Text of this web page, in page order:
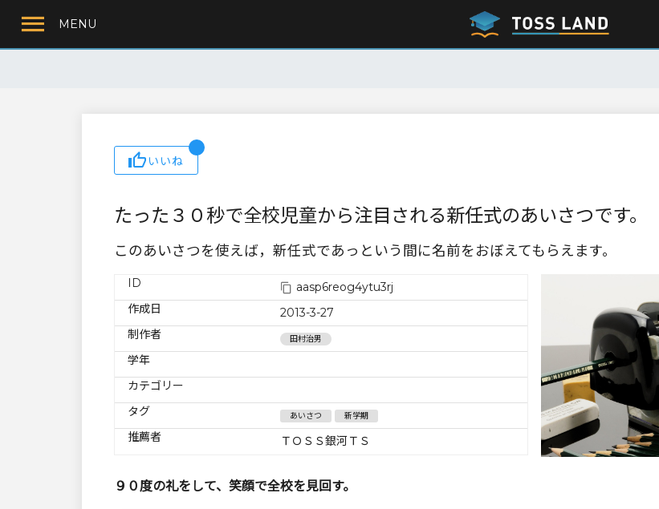
MENU
いいね
たった３０秒で全校児童から注目される新任式のあいさつです。
このあいさつを使えば，新任式であっという間に名前をおぼえてもらえます。
ID
aasp6reog4ytu3rj
作成日
2013-3-27
制作者
田村治男
学年
カテゴリー
タグ
あいさつ 新学期
推薦者 ＴＯＳＳ銀河ＴＳ
９０度の礼をして、笑顔で全校を見回す。